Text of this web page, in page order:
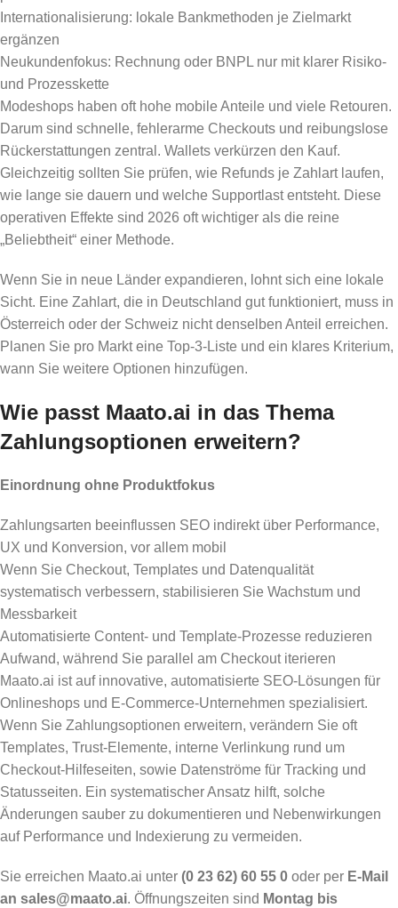
Internationalisierung: lokale Bankmethoden je Zielmarkt
ergänzen
Neukundenfokus: Rechnung oder BNPL nur mit klarer Risiko-
und Prozesskette
Modeshops haben oft hohe mobile Anteile und viele Retouren.
Darum sind schnelle, fehlerarme Checkouts und reibungslose
Rückerstattungen zentral. Wallets verkürzen den Kauf.
Gleichzeitig sollten Sie prüfen, wie Refunds je Zahlart laufen,
wie lange sie dauern und welche Supportlast entsteht. Diese
operativen Effekte sind 2026 oft wichtiger als die reine
„Beliebtheit“ einer Methode.
Wenn Sie in neue Länder expandieren, lohnt sich eine lokale
Sicht. Eine Zahlart, die in Deutschland gut funktioniert, muss in
Österreich oder der Schweiz nicht denselben Anteil erreichen.
Planen Sie pro Markt eine Top-3-Liste und ein klares Kriterium,
wann Sie weitere Optionen hinzufügen.
Wie passt Maato.ai in das Thema
Zahlungsoptionen erweitern?
Einordnung ohne Produktfokus
Zahlungsarten beeinflussen SEO indirekt über Performance,
UX und Konversion, vor allem mobil
Wenn Sie Checkout, Templates und Datenqualität
systematisch verbessern, stabilisieren Sie Wachstum und
Messbarkeit
Automatisierte Content- und Template-Prozesse reduzieren
Aufwand, während Sie parallel am Checkout iterieren
Maato.ai ist auf innovative, automatisierte SEO-Lösungen für
Onlineshops und E-Commerce-Unternehmen spezialisiert.
Wenn Sie Zahlungsoptionen erweitern, verändern Sie oft
Templates, Trust-Elemente, interne Verlinkung rund um
Checkout-Hilfeseiten, sowie Datenströme für Tracking und
Statusseiten. Ein systematischer Ansatz hilft, solche
Änderungen sauber zu dokumentieren und Nebenwirkungen
auf Performance und Indexierung zu vermeiden.
Sie erreichen Maato.ai unter (0 23 62) 60 55 0 oder per E-Mail
an sales@maato.ai. Öffnungszeiten sind Montag bis